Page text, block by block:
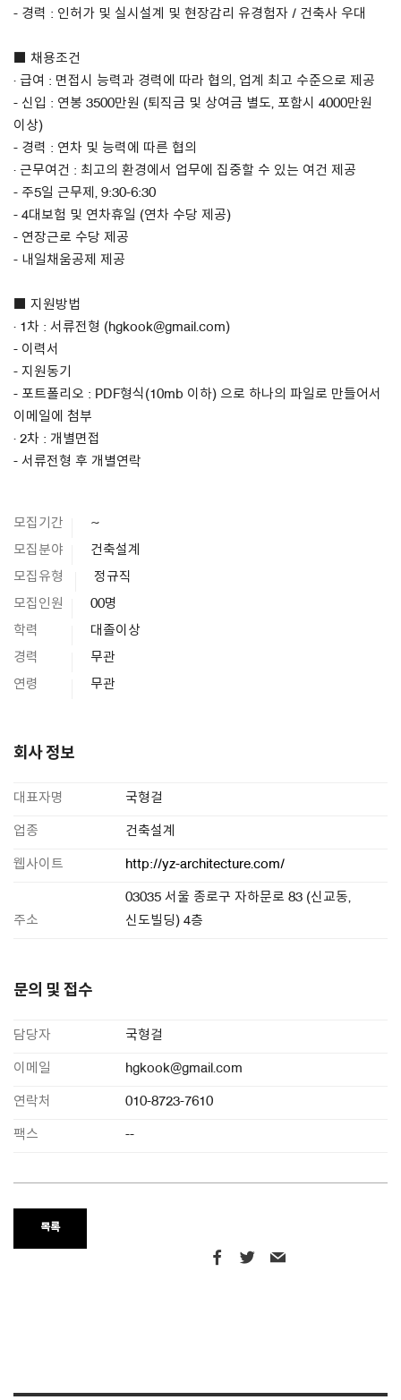
- 경력 : 인허가 및 실시설계 및 현장감리 유경험자 / 건축사 우대
■ 채용조건
· 급여 : 면접시 능력과 경력에 따라 협의, 업계 최고 수준으로 제공
- 신입 : 연봉 3500만원 (퇴직금 및 상여금 별도, 포함시 4000만원
이상)
- 경력 : 연차 및 능력에 따른 협의
· 근무여건 : 최고의 환경에서 업무에 집중할 수 있는 여건 제공
- 주5일 근무제, 9:30-6:30
- 4대보험 및 연차휴일 (연차 수당 제공)
- 연장근로 수당 제공
- 내일채움공제 제공
■ 지원방법
· 1차 : 서류전형 (hgkook@gmail.com)
- 이력서
- 지원동기
- 포트폴리오 : PDF형식(10mb 이하) 으로 하나의 파일로 만들어서
이메일에 첨부
· 2차 : 개별면접
- 서류전형 후 개별연락
모집기간 ~
모집분야 건축설계
모집유형 정규직
모집인원 00명
학력 대졸이상
경력 무관
연령 무관
회사 정보
대표자명 국형걸
업종 건축설계
웹사이트 http://yz-architecture.com/
주소
03035 서울 종로구 자하문로 83 (신교동,
신도빌딩) 4층
문의 및 접수
담당자 국형걸
이메일 hgkook@gmail.com
연락처 010-8723-7610
팩스 --
목록